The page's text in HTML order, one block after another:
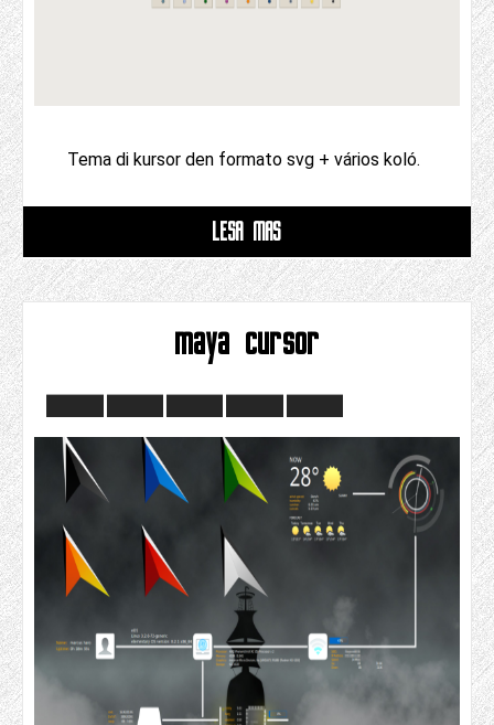
Tema di kursor den formato svg + vários koló.
LESA MAS
maya cursor